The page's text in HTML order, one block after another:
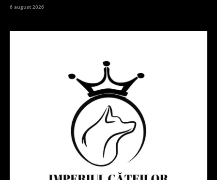
6 august 2026